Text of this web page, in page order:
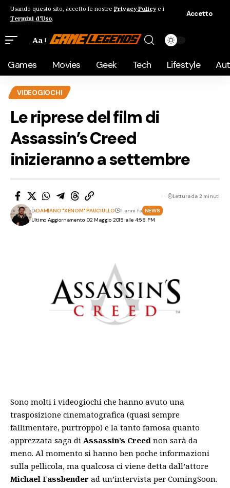
Usando questo sito, accetto le nostre Privacy Policye i
Termini d'Uso.
Accetto
Aa
Games Movies Geek Tech Lifestyle
VIDEOGIOCHI
Le riprese del film di
Assassin’s Creed
inizieranno a settembre
Ultimo Aggiornamento: 02 Maggio 2015 alle 4:58 PM
DiDAMIANO "XENOM" PAUCIULLO 11 anni fa NEWS
Lettura da 2 minuti
Sono molti i videogiochi che hanno avuto una
trasposizione cinematografica (quasi sempre
fallimentare, purtroppo) e la tanto famosa quanto
apprezzata saga di Assassin’s Creed non sarà da
meno. Al momento si hanno ben poche informazioni
sulla pellicola, ma qualcosa ci viene detta dall’attore
Michael Fassbender ad un’intervista per ComingSoon.